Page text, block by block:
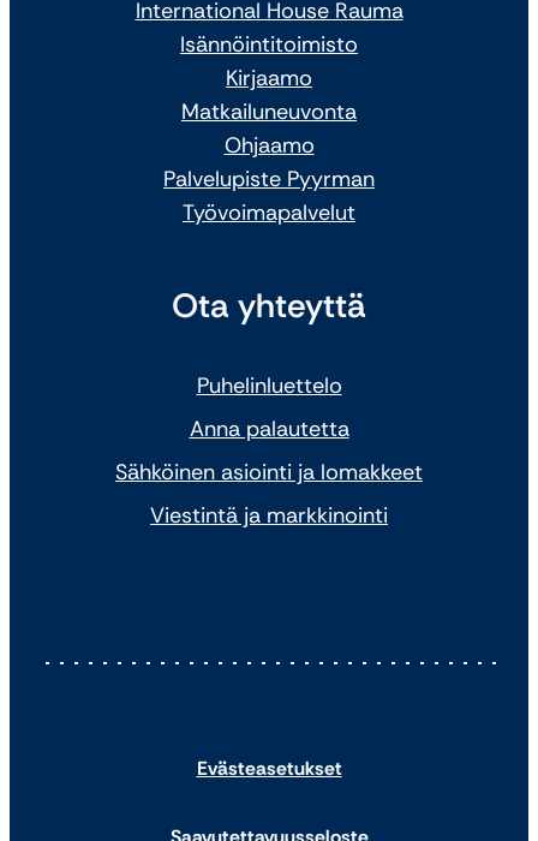
International House Rauma
Isännöintitoimisto
Kirjaamo
Matkailuneuvonta
Ohjaamo
Palvelupiste Pyyrman
Työvoimapalvelut
Ota yhteyttä
Puhelinluettelo
Anna palautetta
Sähköinen asiointi ja lomakkeet
Viestintä ja markkinointi
Evästeasetukset